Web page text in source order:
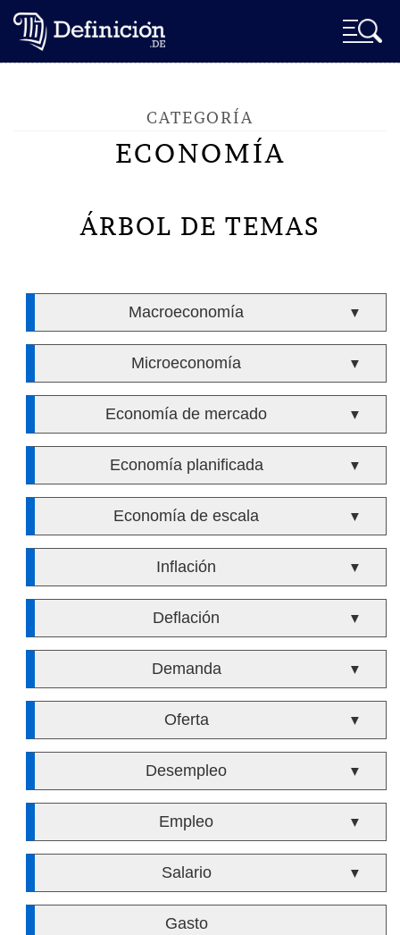
CATEGORÍA
ECONOMÍA
ÁRBOL DE TEMAS
Macroeconomía ▼
Microeconomía ▼
Economía de mercado ▼
Economía planificada ▼
Economía de escala ▼
Inflación ▼
Deflación ▼
Demanda ▼
Oferta ▼
Desempleo ▼
Empleo ▼
Salario ▼
Gasto